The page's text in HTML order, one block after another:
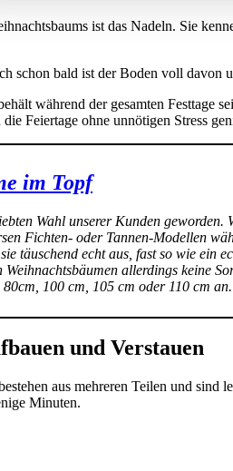
ist das Nadeln. Sie
schon bald ist der Boden voll davon
während der gesamten Festtage
Feiertage ohne unnötigen Stress
im Topf
Wahl unserer Kunden
Fichten- oder Tannen-Modellen
täuschend echt aus, fast so wie ein
allerdings keine
100 cm, 105 cm oder 110 cm an.
und Verstauen
aus mehreren Teilen und
Minuten.